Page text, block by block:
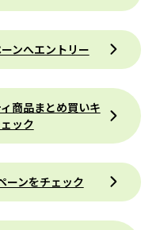
ンへエントリー
商品まとめ買いキ
ック
ーンをチェック